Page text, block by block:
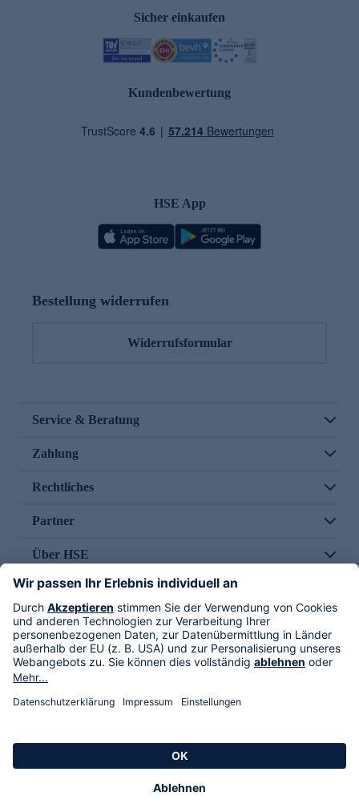
Sicher einkaufen
Kundenbewertung
HSE App
Bestellung widerrufen
Widerrufsformular
Service & Beratung
Zahlung
Rechtliches
Partner
Über HSE
Im TV
HSE International